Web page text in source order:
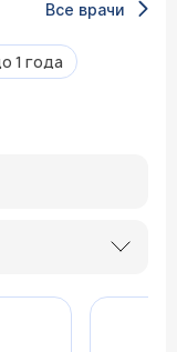
Все врачи
1 года